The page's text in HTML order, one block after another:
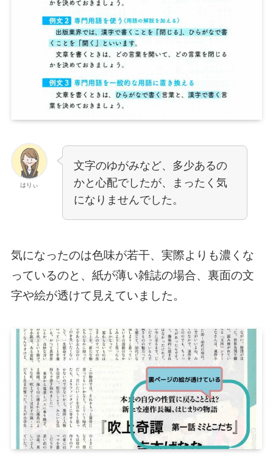
はりぃ
文字のゆがみなど、多少あるの
かと心配でしたが、まったく気
になりませんでした。
気になったのは色味が若干、実際よりも濃くな
っているのと、紙が薄い雑誌の場合、裏面の文
字や絵が透けて見えていました。